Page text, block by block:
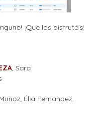
¡Que los disfrutéis!
, Sara
Élia Fernández.